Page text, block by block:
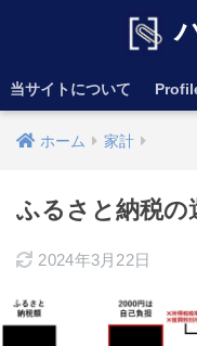
当サイトについて
ホーム 家計
ふるさと納税の
2024年3月22日